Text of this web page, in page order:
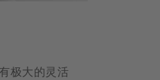
极大的灵活